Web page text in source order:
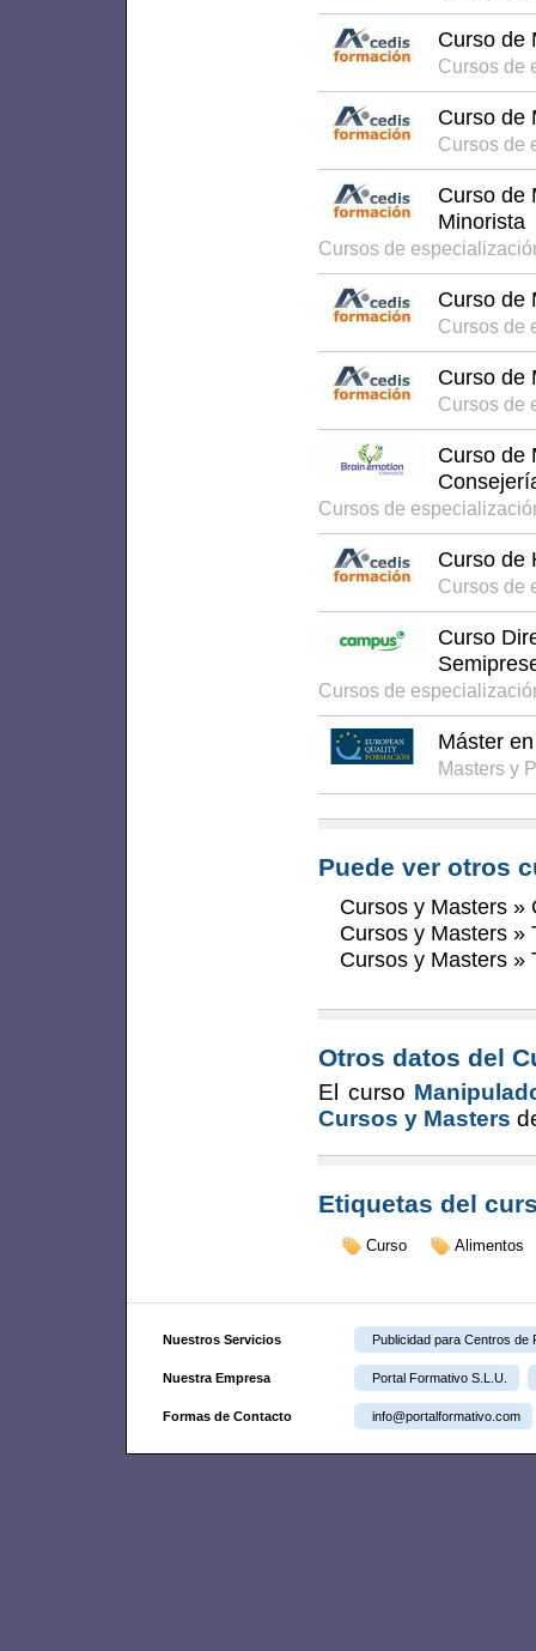
Curso de
Cursos de
Curso de
Cursos de
Curso de
Minorista
Cursos de
Curso de
Cursos de
Curso de
Cursos de
Curso de
Cursos de
Curso de
Cursos de
Curso
Cursos de
Máster
Masters y
Puede ver otros
Cursos y Masters »
Cursos y Masters »
Cursos y Masters »
Otros datos del
El curso
Cursos y Masters
Etiquetas del
Curso Alimentos
Nuestros Servicios Publicidad para Centros de
Nuestra Empresa Portal Formativo S.L.U.
Formas de Contacto info@portalformativo.com